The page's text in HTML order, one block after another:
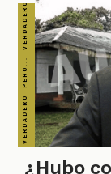
¿Hubo